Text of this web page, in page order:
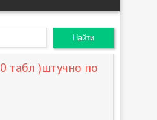
Найти
табл )штучно по